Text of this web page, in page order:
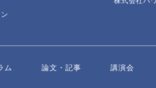
ム 論文・記事 講演会